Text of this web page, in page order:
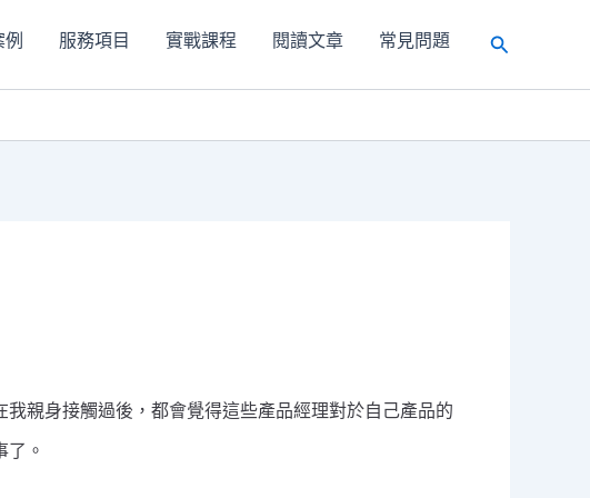
服務項目 實戰課程 閱讀文章 常見問題
搜
親身接觸過後，都會覺得這些產品經理對於自己產品的
。